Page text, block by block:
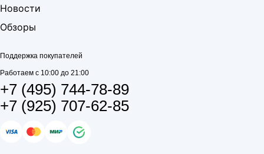
Новости
Обзоры
Поддержка покупателей
Работаем с 10:00 до 21:00
+7 (495) 744-78-89
+7 (925) 707-62-85